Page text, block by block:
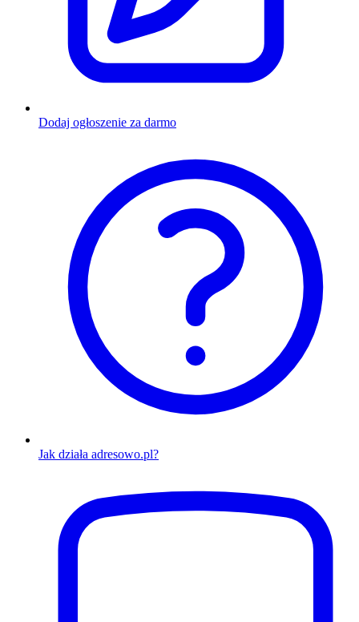
Dodaj ogłoszenie za darmo
Jak działa adresowo.pl?